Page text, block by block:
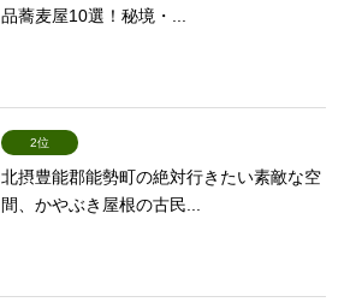
品蕎麦屋10選！秘境・...
2位
北摂豊能郡能勢町の絶対行きたい素敵な空
間、かやぶき屋根の古民...